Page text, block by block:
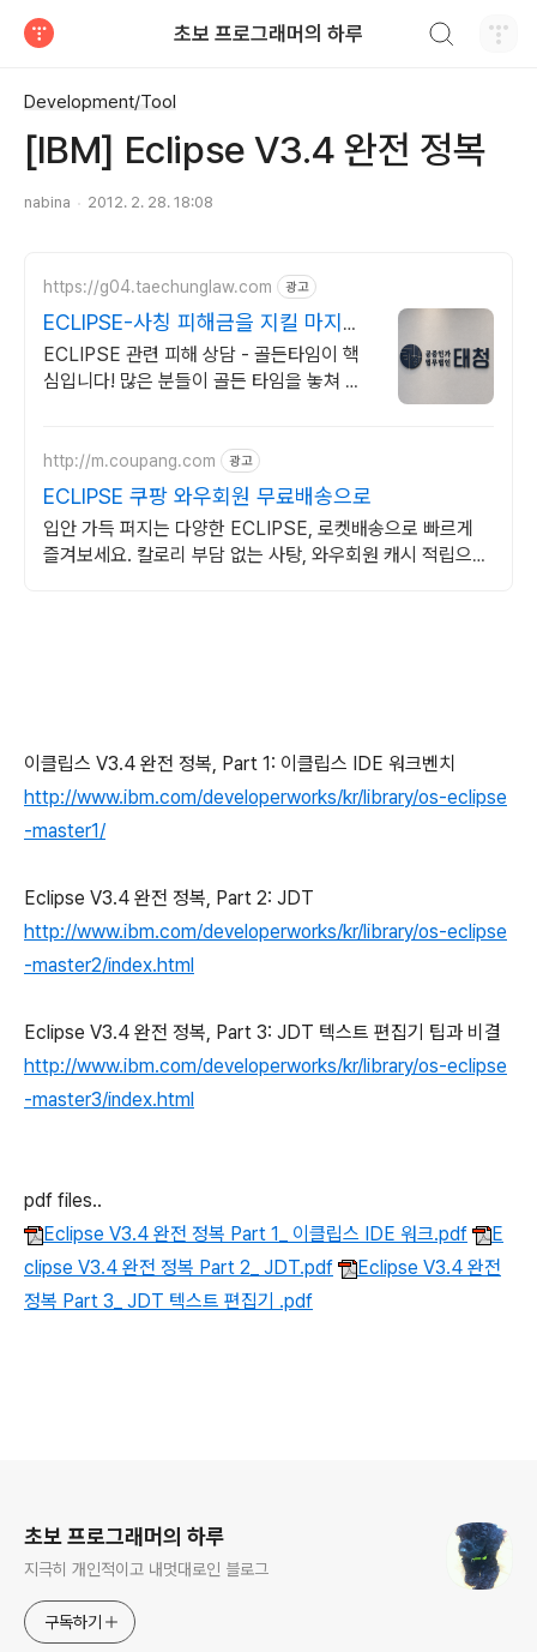
초보 프로그래머의 하루
Development/Tool
[IBM] Eclipse V3.4 완전 정복
nabina 2012. 2. 28. 18:08
https://g04.taechunglaw.com 광고
ECLIPSE-사칭 피해금을 지킬 마지막
기회
ECLIPSE 관련 피해 상담 - 골든타임이 핵
심입니다! 많은 분들이 골든 타임을 놓쳐 소
http://m.coupang.com 광고
ECLIPSE 쿠팡 와우회원 무료배송으로
입안 가득 퍼지는 다양한 ECLIPSE, 로켓배송으로 빠르게
즐겨보세요. 칼로리 부담 없는 사탕, 와우회원 캐시 적립으로
이클립스 V3.4 완전 정복, Part 1: 이클립스 IDE 워크벤치
http://www.ibm.com/developerworks/kr/library/os-eclipse
-master1/
Eclipse V3.4 완전 정복, Part 2: JDT
http://www.ibm.com/developerworks/kr/library/os-eclipse
-master2/index.html
Eclipse V3.4 완전 정복, Part 3: JDT 텍스트 편집기 팁과 비결
http://www.ibm.com/developerworks/kr/library/os-eclipse
-master3/index.html
pdf files..
Eclipse V3.4 완전 정복 Part 1_ 이클립스 IDE 워크.pdf
E
clipse V3.4 완전 정복 Part 2_ JDT.pdf
Eclipse V3.4 완전
정복 Part 3_ JDT 텍스트 편집기 .pdf
초보 프로그래머의 하루
지극히 개인적이고 내멋대로인 블로그
구독하기